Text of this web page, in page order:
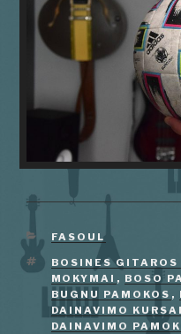
KATEGORIJOS
FASOUL
ŽYMOS
BOSINES GITAROS
MOKYMAI , BOSO
BUGNU PAMOKOS ,
DAINAVIMO KURSAI
DAINAVIMO